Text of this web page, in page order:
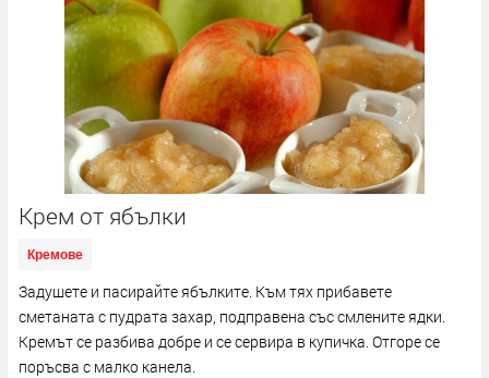
Крем от ябълки
Кремове
Задушете и пасирайте ябълките. Към тях прибавете
сметаната с пудрата захар, подправена със смлените ядки.
Кремът се разбива добре и се сервира в купичка. Отгоре се
поръсва с малко канела.